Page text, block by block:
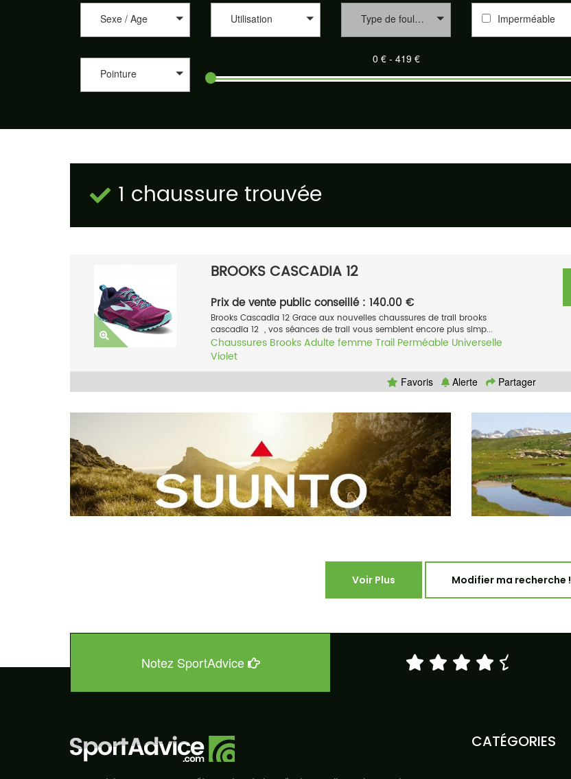
Sexe / Age Utilisation Type de foulée Imperméable
Pointure
1 chaussure trouvée
BROOKS CASCADIA 12
Prix de vente public conseillé : 140.00 €
Brooks Cascadia 12 Grace aux nouvelles chaussures de trail brooks
cascadia 12 , vos séances de trail vous semblent encore plus simp...
Chaussures BrooksAdulte femme Trail Perméable Universelle
Violet
Favoris Alerte Partager
Voir Plus Modifier ma recherche !
Notez SportAdvice
CATÉGORIES